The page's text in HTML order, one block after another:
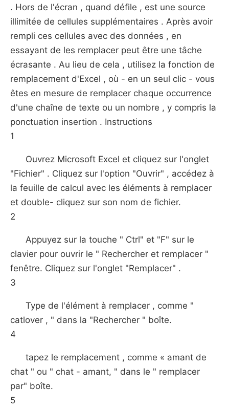
. Hors de l'écran , quand défile , est une source
illimitée de cellules supplémentaires . Après avoir
rempli ces cellules avec des données , en
essayant de les remplacer peut être une tâche
écrasante . Au lieu de cela , utilisez la fonction de
remplacement d'Excel , où - en un seul clic - vous
êtes en mesure de remplacer chaque occurrence
d'une chaîne de texte ou un nombre , y compris la
ponctuation insertion . Instructions
1
Ouvrez Microsoft Excel et cliquez sur l'onglet
"Fichier" . Cliquez sur l'option "Ouvrir" , accédez à
la feuille de calcul avec les éléments à remplacer
et double- cliquez sur son nom de fichier.
2
Appuyez sur la touche " Ctrl" et "F" sur le
clavier pour ouvrir le " Rechercher et remplacer "
fenêtre. Cliquez sur l'onglet "Remplacer" .
3
Type de l'élément à remplacer , comme "
catlover , " dans la "Rechercher " boîte.
4
tapez le remplacement , comme « amant de
chat " ou " chat - amant, " dans le " remplacer
par" boîte.
5